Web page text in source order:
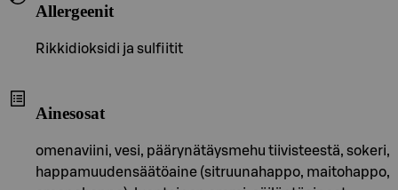
Allergeenit
Rikkidioksidi ja sulfiitit
Ainesosat
omenaviini, vesi, päärynätäysmehu tiivisteestä, sokeri,
happamuudensäätöaine (sitruunahappo, maitohappo,